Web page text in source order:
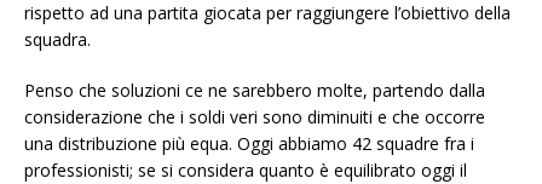
rispetto ad una partita giocata per raggiungere l’obiettivo della
squadra.
Penso che soluzioni ce ne sarebbero molte, partendo dalla
considerazione che i soldi veri sono diminuiti e che occorre
una distribuzione più equa. Oggi abbiamo 42 squadre fra i
professionisti; se si considera quanto è equilibrato oggi il